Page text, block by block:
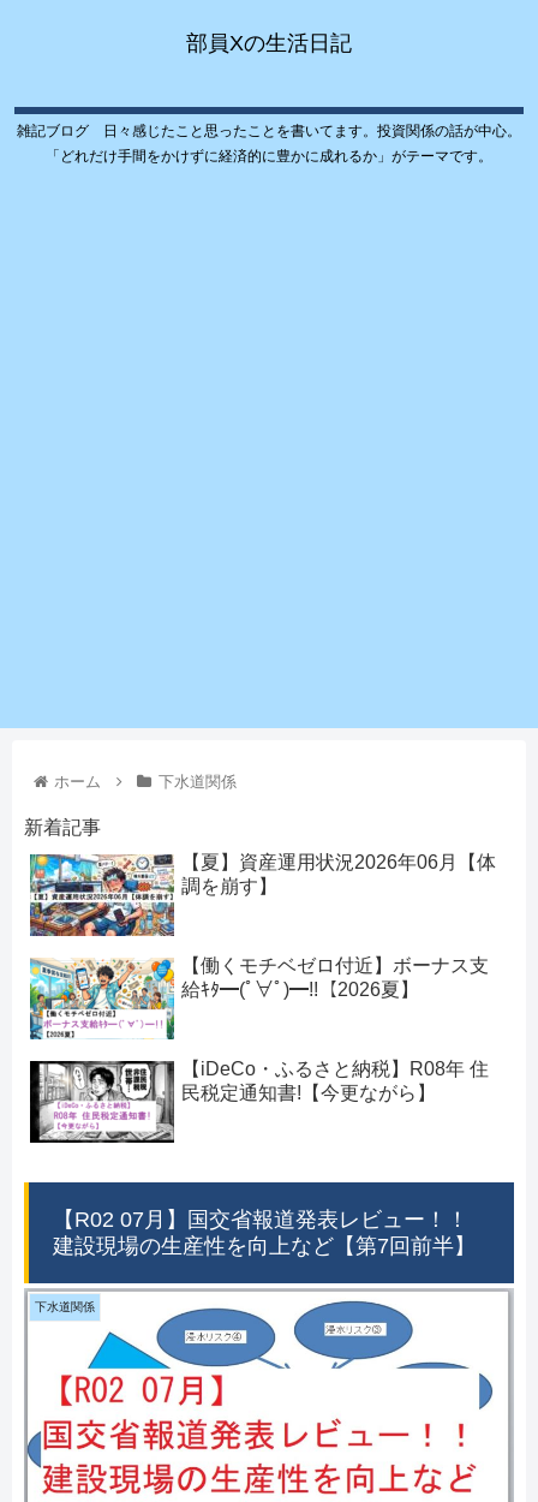
部員Xの生活日記
雑記ブログ 日々感じたこと思ったことを書いてます。投資関係の話が中心。
「どれだけ手間をかけずに経済的に豊かに成れるか」がテーマです。
ホーム 下水道関係
新着記事
【夏】資産運用状況2026年06月【体
調を崩す】
【働くモチベゼロ付近】ボーナス支
給ｷﾀ━(ﾟ∀ﾟ)━!!【2026夏】
【iDeCo・ふるさと納税】R08年 住
民税定通知書!【今更ながら】
【R02 07月】国交省報道発表レビュー！！
建設現場の生産性を向上など【第7回前半】
下水道関係